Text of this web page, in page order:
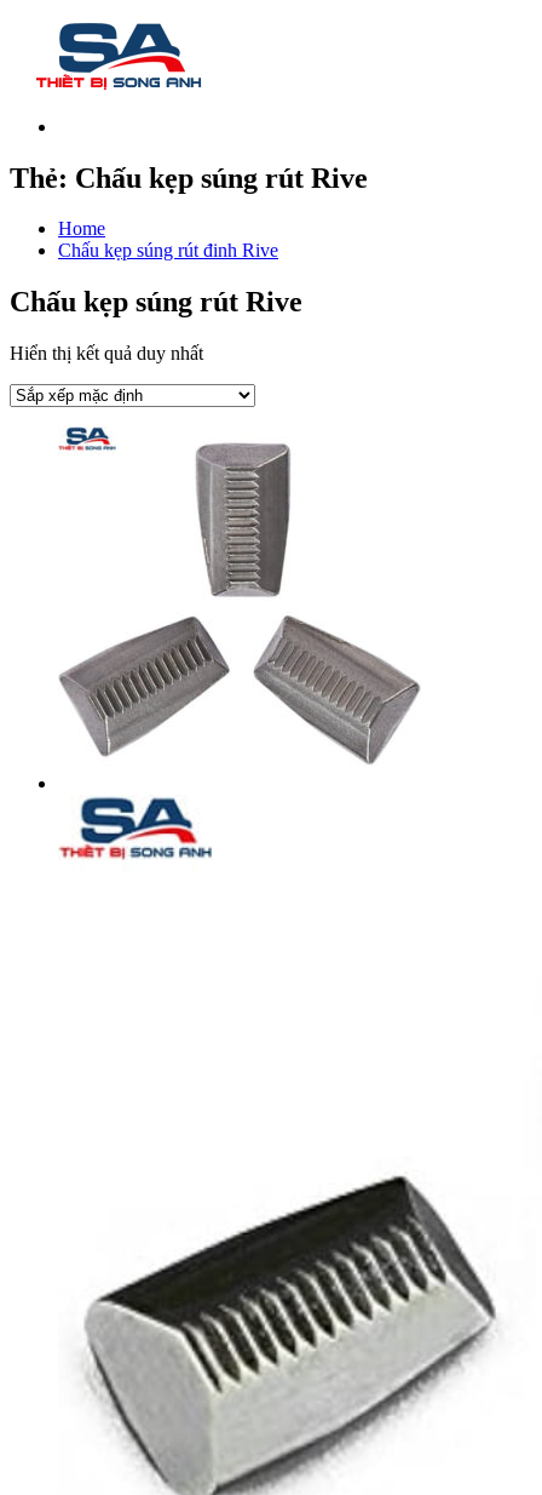
Thẻ: Chấu kẹp súng rút Rive
Home
Chấu kẹp súng rút đinh Rive
Chấu kẹp súng rút Rive
Hiển thị kết quả duy nhất